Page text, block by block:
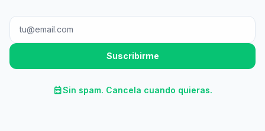
Suscribirme
calendar_monthSin spam. Cancela cuando quieras.